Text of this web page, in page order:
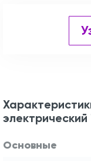
Основные